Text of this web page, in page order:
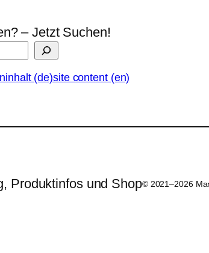
– Jetzt Suchen!
(de)site content (en)
Produktinfos und Shop© 2021–2026